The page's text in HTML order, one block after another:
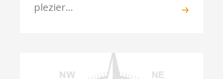
plezier...